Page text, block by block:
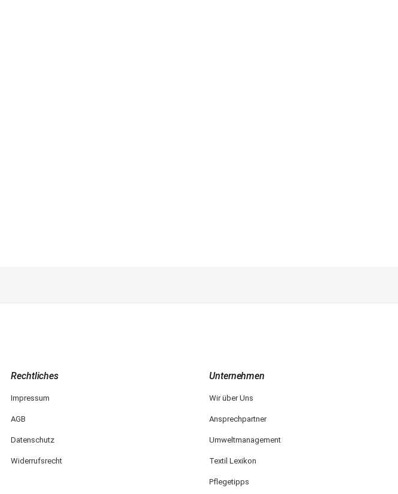
Rechtliches
Impressum
AGB
Datenschutz
Widerrufsrecht
Unternehmen
Wir über Uns
Ansprechpartner
Umweltmanagement
Textil Lexikon
Pflegetipps